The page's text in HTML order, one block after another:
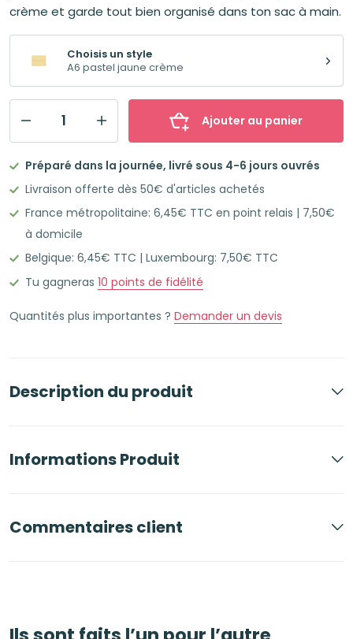
crème et garde tout bien organisé dans ton sac à main.
Choisis un style
A6 pastel jaune crème
OXFORD
URBAN
Pochette
fourre-
tout
A6
jaune
Ajouter au panier
Préparé dans la journée, livré sous 4-6 jours ouvrés
Livraison offerte dès 50€ d'articles achetés
France métropolitaine: 6,45€ TTC en point relais | 7,50€
à domicile
Belgique: 6,45€ TTC | Luxembourg: 7,50€ TTC
Tu gagneras 10 points de fidélité
Quantités plus importantes ? Demander un devis
Description du produit
Informations Produit
Commentaires client